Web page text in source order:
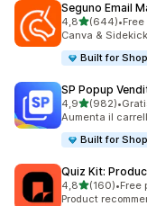
Seguno Email
4,8stelle su 5
(644)
644 recensioni
•
Canva &
Built for
SP Popup
4,9stelle su 5
(982)
982 recensioni
•
Aumenta il
Built for
Quiz Kit:
4,8stelle su 5
(160)
160 recensioni
•Free
Product